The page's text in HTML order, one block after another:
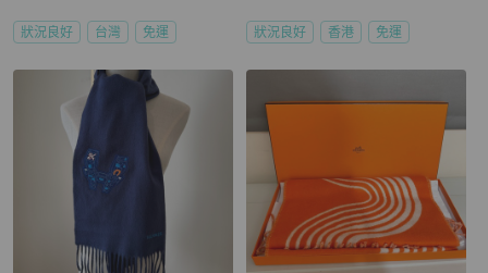
狀況良好 台灣 免運 狀況良好 香港 免運